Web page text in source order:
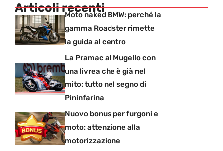
Articoli recentiMoto naked BMW: perché la
gamma Roadster rimette
la guida al centro
La Pramac al Mugello con
una livrea che è già nel
mito: tutto nel segno di
Pininfarina
Nuovo bonus per furgoni e
moto: attenzione alla
motorizzazione